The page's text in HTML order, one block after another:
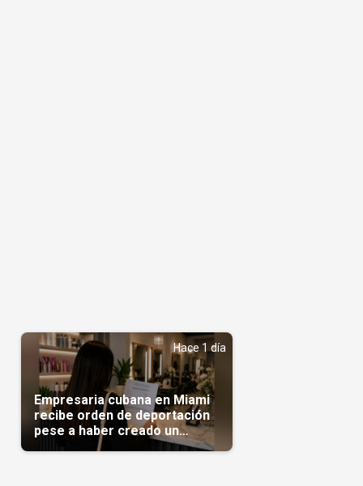
Hace 1 día
Empresaria cubana en Miami
recibe orden de deportación
pese a haber creado un